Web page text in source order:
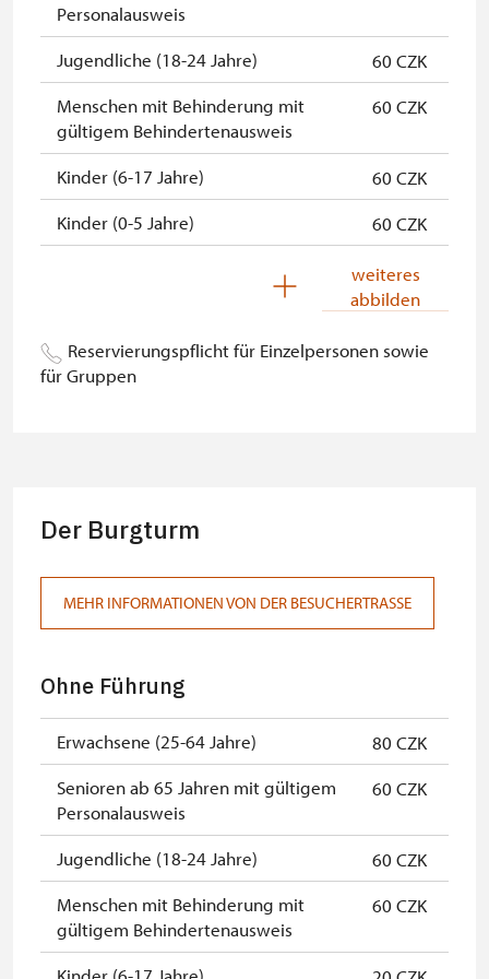
* Freier Eintritt nur für den
Karteninhaber
Die Bezahlung ist bar in Kronen
oder mit Karte möglich.
Personalausweis
Jugendliche (18-24 Jahre)
60 CZK
Menschen mit Behinderung mit
gültigem Behindertenausweis
60 CZK
Kinder (6-17 Jahre)
60 CZK
Kinder (0-5 Jahre)
60 CZK
kostenlos
Begleitperson von Schülergruppen
pro 10 Schülern
nicht verfügbar
Mitglieder von ICOMOS mit
gültigem Mitgliedsausweis *
Inhaber der freien Eintrittskartenicht verfügbar
NPÚ-Karte
kostenlos
"Náš člověk"-Karte *
nicht verfügbar
* Freier Eintritt nur für den
Karteninhaber
Die Bezahlung ist bar in Kronen
oder mit Karte möglich.
weiteres
abbilden
Reservierungspflicht für Einzelpersonen sowie
für Gruppen
Der Burgturm
MEHR INFORMATIONEN VON DER BESUCHERTRASSE
Ohne Führung
Erwachsene (25-64 Jahre)
80 CZK
Senioren ab 65 Jahren mit gültigem
Personalausweis
60 CZK
Jugendliche (18-24 Jahre)
60 CZK
Menschen mit Behinderung mit
gültigem Behindertenausweis
60 CZK